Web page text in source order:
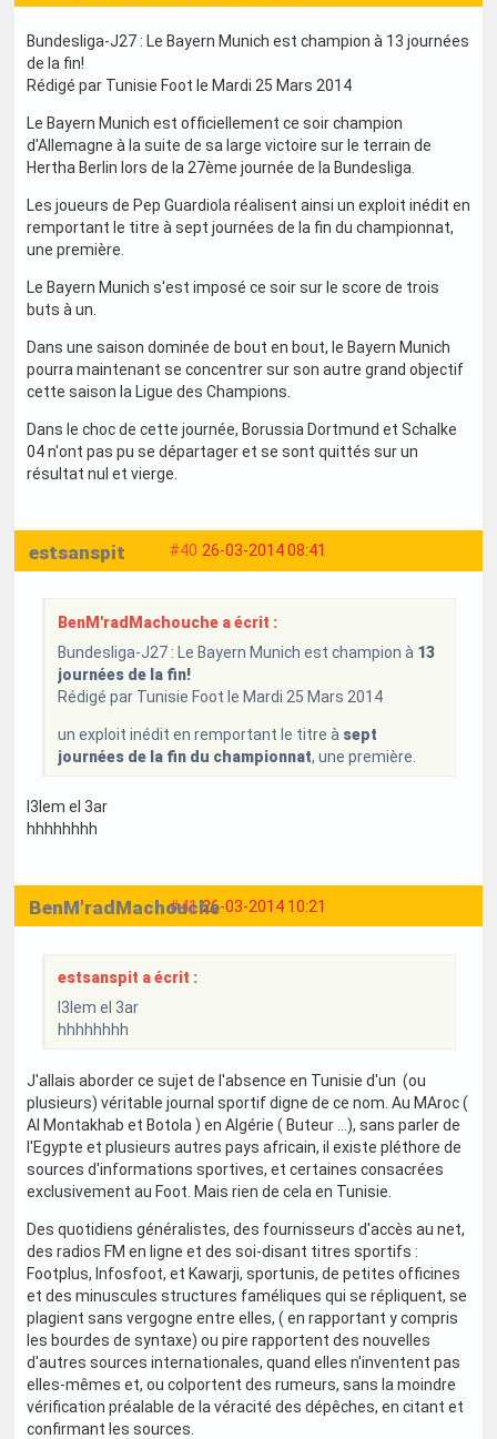
Bundesliga-J27 : Le Bayern Munich est champion à 13 journées
de la fin!
Rédigé par Tunisie Foot le Mardi 25 Mars 2014
Le Bayern Munich est officiellement ce soir champion
d'Allemagne à la suite de sa large victoire sur le terrain de
Hertha Berlin lors de la 27ème journée de la Bundesliga.
Les joueurs de Pep Guardiola réalisent ainsi un exploit inédit en
remportant le titre à sept journées de la fin du championnat,
une première.
Le Bayern Munich s'est imposé ce soir sur le score de trois
buts à un.
Dans une saison dominée de bout en bout, le Bayern Munich
pourra maintenant se concentrer sur son autre grand objectif
cette saison la Ligue des Champions.
Dans le choc de cette journée, Borussia Dortmund et Schalke
04 n'ont pas pu se départager et se sont quittés sur un
résultat nul et vierge.
#40 26-03-2014 08:41
estsanspit
BenM'radMachouche a écrit :
Bundesliga-J27 : Le Bayern Munich est champion à 13
journées de la fin!
Rédigé par Tunisie Foot le Mardi 25 Mars 2014
un exploit inédit en remportant le titre à sept
journées de la fin du championnat, une première.
I3lem el 3ar
hhhhhhhh
#41 26-03-2014 10:21
BenM'radMachouche
estsanspit a écrit :
I3lem el 3ar
hhhhhhhh
J'allais aborder ce sujet de l'absence en Tunisie d'un (ou
plusieurs) véritable journal sportif digne de ce nom. Au MAroc (
Al Montakhab et Botola ) en Algérie ( Buteur ...), sans parler de
l'Egypte et plusieurs autres pays africain, il existe pléthore de
sources d'informations sportives, et certaines consacrées
exclusivement au Foot. Mais rien de cela en Tunisie.
Des quotidiens généralistes, des fournisseurs d'accès au net,
des radios FM en ligne et des soi-disant titres sportifs :
Footplus, Infosfoot, et Kawarji, sportunis, de petites officines
et des minuscules structures faméliques qui se répliquent, se
plagient sans vergogne entre elles, ( en rapportant y compris
les bourdes de syntaxe) ou pire rapportent des nouvelles
d'autres sources internationales, quand elles n'inventent pas
elles-mêmes et, ou colportent des rumeurs, sans la moindre
vérification préalable de la véracité des dépêches, en citant et
confirmant les sources.